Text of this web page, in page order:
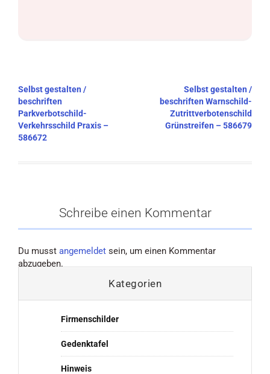
Beitragsnavigation
Selbst gestalten /
beschriften
Parkverbotschild-
Verkehrsschild Praxis –
586672
Selbst gestalten /
beschriften Warnschild-
Zutrittverbotenschild
Grünstreifen – 586679
Schreibe einen Kommentar
Du musst angemeldet sein, um einen Kommentar
abzugeben.
Kategorien
Firmenschilder
Gedenktafel
Hinweis